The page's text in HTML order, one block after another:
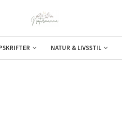
NATUR & LIVSSTIL